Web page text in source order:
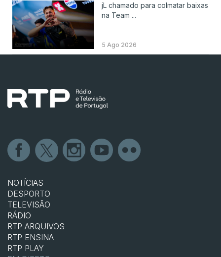
jL chamado para colmatar baixas
na Team ...
5 Ago 2026
NOTÍCIAS
DESPORTO
TELEVISÃO
RÁDIO
RTP ARQUIVOS
RTP ENSINA
RTP PLAY